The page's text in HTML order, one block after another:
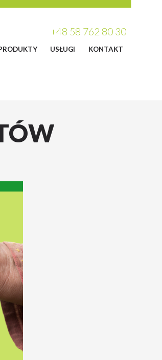
+48 58 762 80 30
USŁUGI KONTAKT